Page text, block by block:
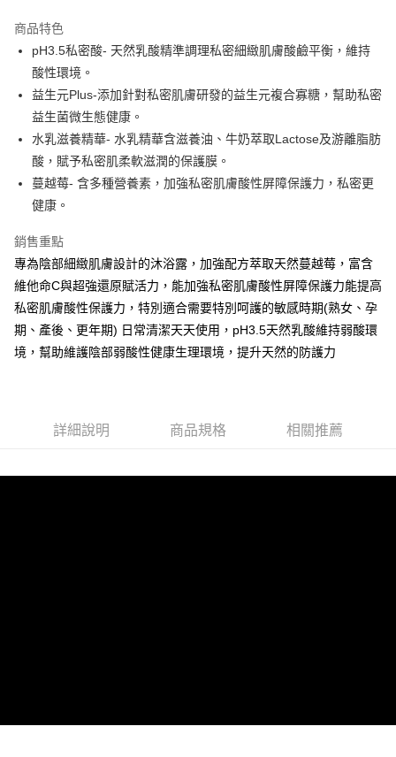
流程，驗證手機門號後，選擇欲分期的期數、繳款截止日，確認付款後即完
成交易。
3.實際核准額度、可分期數及費用金額請依後續交易確認頁面所載為準。
4.訂單成立30分鐘內，如未前往確認交易或遇審核未通過，訂單將自動取
法說明評估內容。
【繳款方式說明】
1.分期款項不併入電信帳單，「大哥付你分期」於每月結算日後寄送繳費提
醒簡訊。
2.透過簡訊連結打開帳單後，可選擇「超商條碼／台灣大直營門市／銀行轉
帳／街口支付／iPASS MONEY」等通路繳費。
【注意事項】
用戶於交易時，得透過本服務購買商品或服務，並由商店將買賣／分期付款
買賣價金債權讓與本公司後，依約使用本公司帳單繳交帳款。
資料（包含姓名、電話或地址）提供予台灣大哥大進項蒐集、處理及利用，
由本公司與您本人進行分期帳單所需資料之確認、核對及更正。
3.完整用戶服務條款，請詳閱以下連結：https://oppay.tw/userRule
【關於「AFTEE先享後付」】
AFTEE先享後付是「在收到商品之後才付款」的支付方式。 讓您購物簡單
便利好安心！
１．簡單：不需註冊會員、不需綁卡、不需儲值。
２．便利：只要手機號碼，簡訊認證，即可結帳。
３．安心：先確認商品／服務後，再付款。
【「AFTEE先享後付」結帳流程】
１．於結帳方式選擇「AFTEE先享後付」後，將跳轉至「AFTEE先享後付」
２．訂單成立數日內，您將收到繳費通知簡訊。
３．收到繳費通知簡訊後14天內，點擊此簡訊中的連結，可透過四大超商／
※ 請注意：結帳手續完成當下不需立刻繳費，但若您需要取消訂單，請聯絡
購買商品的店家。未經商家同意取消之訂單仍視為有效，需透過AFTEE先享
後付繳納相關費用。
※ 交易是否成功請以「AFTEE先享後付 」之結帳頁面顯示為準，若有關於
是否繳費成功／繳費後需取消欲退款等相關疑問，請聯繫「AFTEE先享後付
客戶支援中心」https://netprotections.freshdesk.com/support/home
【注意事項】
https://aftee.tw/terms/#terms3
任。
全家取貨付款
每筆NT$65，滿NT$899(含以上)免運費
7-11取貨付款
每筆NT$85，滿NT$899(含以上)免運費
商品特色
pH3.5私密酸- 天然乳酸精準調理私密細緻肌膚酸鹼平衡，維持
酸性環境。
益生元Plus-添加針對私密肌膚研發的益生元複合寡糖，幫助私密
益生菌微生態健康。
水乳滋養精華- 水乳精華含滋養油、牛奶萃取Lactose及游離脂肪
酸，賦予私密肌柔軟滋潤的保護膜。
蔓越莓- 含多種營養素，加強私密肌膚酸性屏障保護力，私密更
健康。
銷售重點
專為陰部細緻肌膚設計的沐浴露，加強配方萃取天然蔓越莓，富含
維他命C與超強還原賦活力，能加強私密肌膚酸性屏障保護力能提高
私密肌膚酸性保護力，特別適合需要特別呵護的敏感時期(熟女、孕
期、產後、更年期) 日常清潔天天使用，pH3.5天然乳酸維持弱酸環
境，幫助維護陰部弱酸性健康生理環境，提升天然的防護力
詳細說明 商品規格 相關推薦